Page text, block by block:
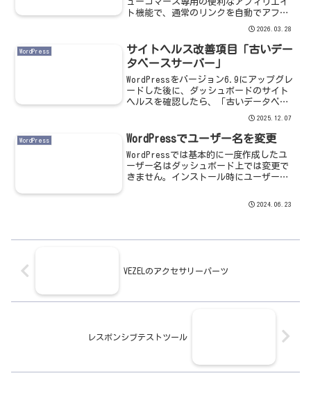
ト機能で、通常のリンクを自動でアフィ
リエイトリンクに変換してくれますし、
設定もとても簡単です。LinkSwitchの機
能LinkSwitchは、バリューコマー...
2026.03.28
WordPress
サイトヘルス改善項目「古いデー
タベースサーバー」
WordPressをバージョン6.9にアップグレ
ードした後に、ダッシュボードのサイト
ヘルスを確認したら、「古いデータベー
スサーバー」という１件のおすすめの改
善項目がありました。サイトヘルスの改
善項目詳細を確認したところ「最適なパ
フォーマンス...
2025.12.07
WordPress WordPressでユーザー名を変更
WordPressでは基本的に一度作成したユ
ーザー名はダッシュボード上では変更で
きません。インストール時にユーザー名
の事情で変更の必要が生じた場合の対処
2024.06.23
VEZELのアクセサリーパーツ
レスポンシブテストツール